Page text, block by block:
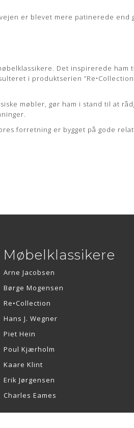
er blevet mere patinerede
Det inspirerede
i produktserien
møbler, gør ham i stand til at
forretning er bygget på gode
Møbelklassikere
Arne Jacobsen
Børge Mogensen
Re•Collection
Hans J. Wegner
Piet Hein
Poul Kjærholm
Kaare Klint
Erik Jørgensen
Charles Eames